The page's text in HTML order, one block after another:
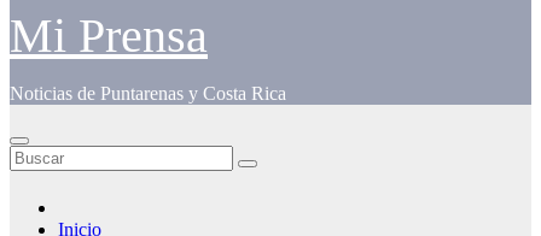
Mi Prensa
Noticias de Puntarenas y Costa Rica
Inicio